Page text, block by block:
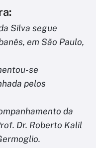
Silva segue
em São Paulo,
se
pelos
da
Dr. Roberto Kalil